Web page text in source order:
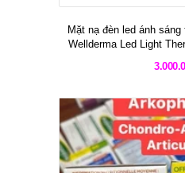
Mặt nạ đèn led ánh
Wellderma Led Light